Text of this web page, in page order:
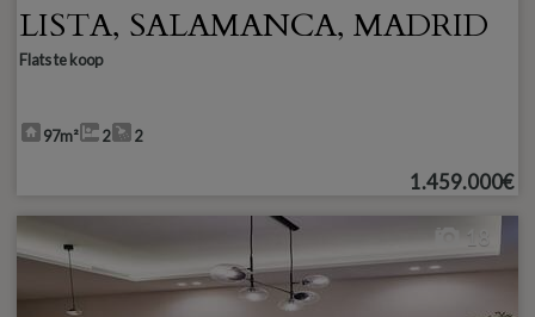
LISTA, SALAMANCA, MADRID
Flats te koop
97m² 2 2
1.459.000€
18